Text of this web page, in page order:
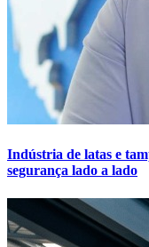
Indústria de latas e
segurança lado a lado